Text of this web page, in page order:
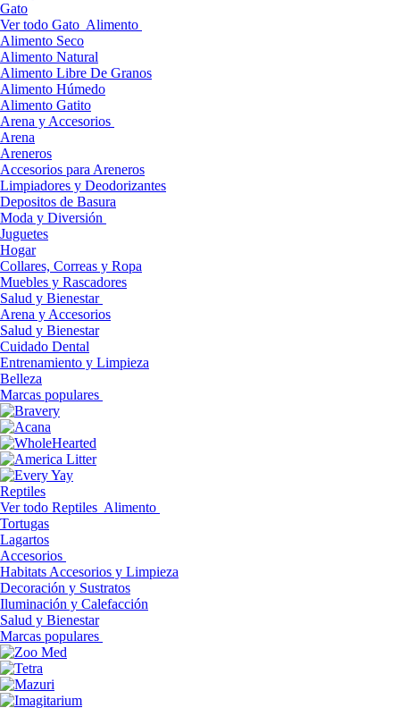
Gato
Ver todo Gato Alimento
Alimento Seco
Alimento Natural
Alimento Libre De Granos
Alimento Húmedo
Alimento Gatito
Arena y Accesorios
Arena
Areneros
Accesorios para Areneros
Limpiadores y Deodorizantes
Depositos de Basura
Moda y Diversión
Juguetes
Hogar
Collares, Correas y Ropa
Muebles y Rascadores
Salud y Bienestar
Arena y Accesorios
Salud y Bienestar
Cuidado Dental
Entrenamiento y Limpieza
Belleza
Marcas populares
Reptiles
Ver todo Reptiles Alimento
Tortugas
Lagartos
Accesorios
Habitats Accesorios y Limpieza
Decoración y Sustratos
Iluminación y Calefacción
Salud y Bienestar
Marcas populares